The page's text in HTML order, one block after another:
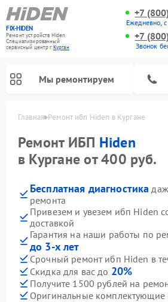
FIX-HIDEN
Ремонт устройств Hiden
Специализированный
cервисный центр г.Курган
+7
Ежедневно,
+7
Звонок
Мы ремонтируем
Главная Ремонт ибп Hiden в Кургане
Ремонт ИБП Hiden
в Кургане от 400 руб.
Бесплатная диагностика
ремонта
Привезем и увезем ибп Hiden
доставкой
Гарантия на наши работы по
до 3-х лет
Срочный ремонт ибп Hiden в
Скидка для вас до 20%
Получите 1500 рублей на
Оригинальные комплектующие